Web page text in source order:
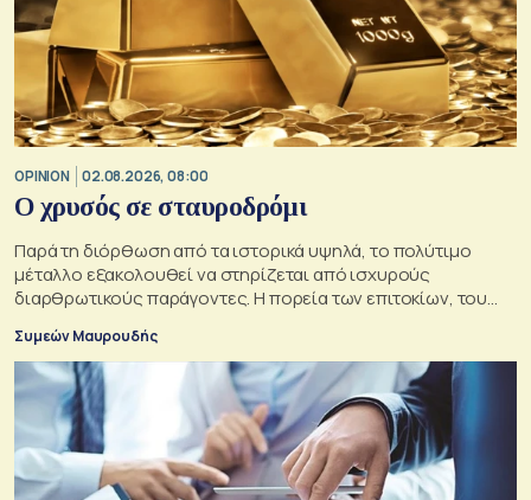
OPINION 02.08.2026, 08:00
O χρυσός σε σταυροδρόμι
Παρά τη διόρθωση από τα ιστορικά υψηλά, το πολύτιμο
μέταλλο εξακολουθεί να στηρίζεται από ισχυρούς
διαρθρωτικούς παράγοντες. Η πορεία των επιτοκίων, του
δολαρίου και της γεωπολιτικής αβεβαιότητας θα
καθορίσουν αν οι προϋποθέσεις για περαιτέρω άνοδο της
τιμής του παραμένουν ισχυρές
Συμεών Μαυρουδής